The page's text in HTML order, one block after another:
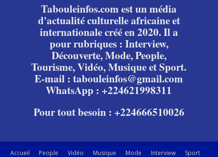
Tabouleinfos.com est un média
d'actualité culturelle africaine et
internationale créé en 2020. Il a
pour rubriques : Interview,
Découverte, Mode, People,
Tourisme, Vidéo, Musique et Sport.
E-mail : tabouleinfos@gmail.com
WhatsApp : +224621998311
Pour tout besoin : +224666510026
Accueil People Vidéo Musique Mode Interview Sport